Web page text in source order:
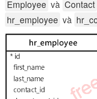
Employee và Contact
hr_employee và